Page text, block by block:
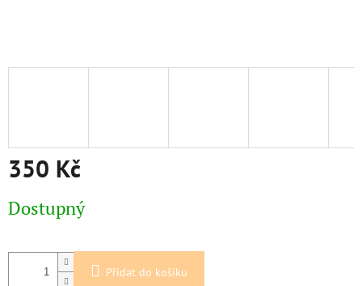
350 Kč
cena:
Dostupný
Přidat do košíku